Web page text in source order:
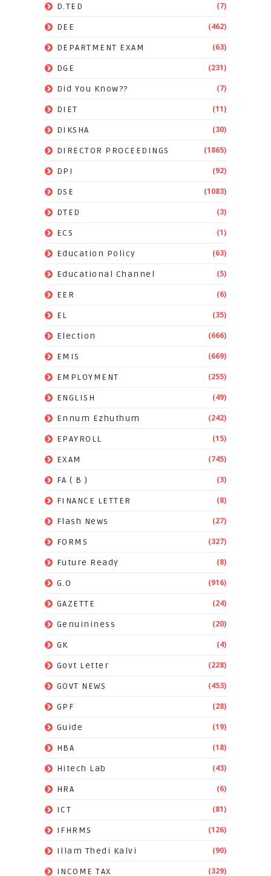
D.TED (7)
DEE (462)
DEPARTMENT EXAM (63)
DGE (231)
Did You Know?? (7)
DIET (11)
DIKSHA (30)
DIRECTOR PROCEEDINGS (1865)
DPI (92)
DSE (1083)
DTED (3)
ECS (1)
Education Policy (63)
Educational Channel (5)
EER (6)
EL (35)
Election (666)
EMIS (669)
EMPLOYMENT (255)
ENGLISH (49)
Ennum Ezhuthum (242)
EPAYROLL (15)
EXAM (745)
FA ( B ) (3)
FINANCE LETTER (8)
Flash News (27)
FORMS (327)
Future Ready (8)
G.O (916)
GAZETTE (24)
Genuininess (20)
GK (4)
Govt Letter (228)
GOVT NEWS (453)
GPF (28)
Guide (19)
HBA (18)
Hitech Lab (43)
HRA (6)
ICT (81)
IFHRMS (126)
Illam Thedi Kalvi (90)
INCOME TAX (329)